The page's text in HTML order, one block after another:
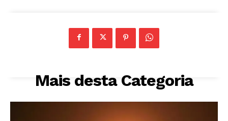
Mais desta Categoria